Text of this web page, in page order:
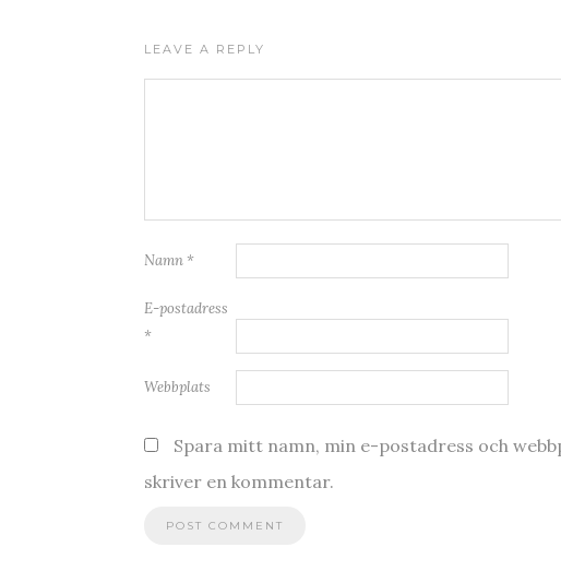
LEAVE A REPLY
Namn *
E-postadress
*
Webbplats
Spara mitt namn, min e-postadress och
skriver en kommentar.